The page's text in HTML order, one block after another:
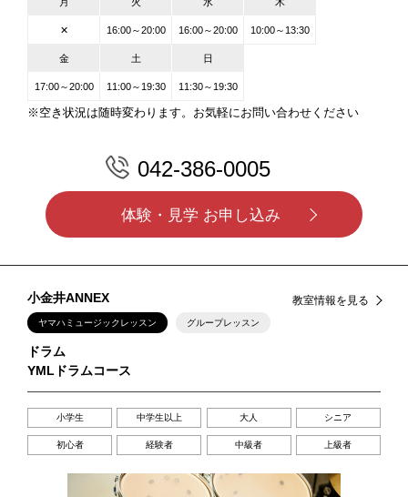
✕ 16:00～20:00 16:00～20:00 10:00～13:30
金 土 日
17:00～20:00 11:00～19:30 11:30～19:30
※空き状況は随時変わります。お気軽にお問い合わせください
042-386-0005
体験・見学 お申し込み
小金井ANNEX 教室情報を見る
ヤマハミュージックレッスン グループレッスン
ドラム
YMLドラムコース
小学生 中学生以上 大人 シニア
初心者 経験者 中級者 上級者